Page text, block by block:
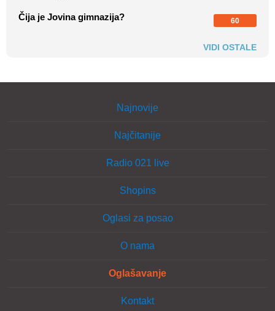
Čija je Jovina gimnazija? 60
VIDI OSTALE
Najnovije
Najčitanije
Radio 021 live
Shopins
Oglasi za posao
O nama
Oglašavanje
Kontakt